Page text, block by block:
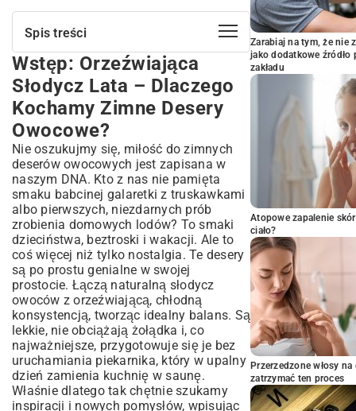
Spis treści
Wstęp: Orzeźwiająca Słodycz Lata –
Dlaczego Kochamy Zimne Desery
Owocowe?
Podstawy Idealnego Zimnego Deseru
Owocowego – Co Musisz Wiedzieć?
Wybór Owoców – Świeżość to Klucz!
Składniki Bazowe – Od Jogurtu po
Galaretkę
Słodzenie i Aromatyzowanie – Jak
Podkreślić Smak?
Przepisy na Ekspresowe Zimne Desery
Owocowe – Gdy Czas Gonie!
Szybkie Musy i Koktajle Owocowe –
Lekkość na Talerzu
Galaretki z Owocami – Klasyka w Nowym
Wydaniu
Klasyczne i Innowacyjne Zimne Desery
– Inspiracje dla Każdego
Owocowe Serniki Bez Pieczenia –
Połączenie Tradycji z Lekkością
Desery Lodowe z Owocami – Domowe
Lody z Twistem
Wstęp: Orzeźwiająca
Słodycz Lata – Dlaczego
Kochamy Zimne Desery
Owocowe?
Nie oszukujmy się, miłość do zimnych
deserów owocowych jest zapisana w
naszym DNA. Kto z nas nie pamięta
smaku babcinej galaretki z truskawkami
albo pierwszych, niezdarnych prób
zrobienia domowych lodów? To smaki
dzieciństwa, beztroski i wakacji. Ale to
coś więcej niż tylko nostalgia. Te desery
są po prostu genialne w swojej
prostocie. Łączą naturalną słodycz
owoców z orzeźwiającą, chłodną
konsystencją, tworząc idealny balans. Są
lekkie, nie obciążają żołądka i, co
najważniejsze, przygotowuje się je bez
uruchamiania piekarnika, który w upalny
dzień zamienia kuchnię w saunę.
Właśnie dlatego tak chętnie szukamy
inspiracji i nowych pomysłów, wpisując
Zarabiaj na tym, że nie
jako dodatkowe
zakładu
Atopowe zapalenie
ciało?
Przerzedzone włosy
zatrzymać ten proces